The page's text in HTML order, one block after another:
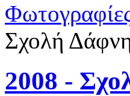
Σχολή
2008 -